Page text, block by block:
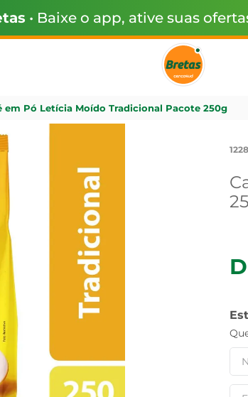
• Baixe o app, ative suas
em Pó Letícia Moído Tradicional Pacote 250g